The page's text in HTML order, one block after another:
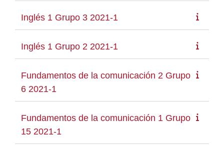
Inglés 1 Grupo 3 2021-1
Inglés 1 Grupo 2 2021-1
Fundamentos de la comunicación 2 Grupo
6 2021-1
Fundamentos de la comunicación 1 Grupo
15 2021-1